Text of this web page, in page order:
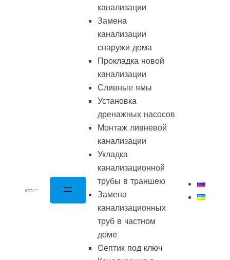
канализации
Замена
канализации
снаружи дома
Прокладка новой
канализации
Сливные ямы
Установка
дренажных насосов
Монтаж ливневой
канализации
Укладка
канализационной
трубы в траншею
Замена
канализационных
труб в частном
доме
Cептик под ключ